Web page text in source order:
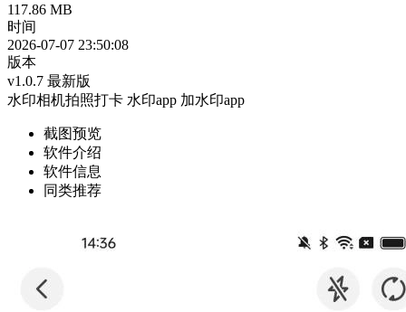
117.86 MB
时间
2026-07-07 23:50:08
版本
v1.0.7 最新版
水印相机拍照打卡 水印app 加水印app
截图预览
软件介绍
软件信息
同类推荐